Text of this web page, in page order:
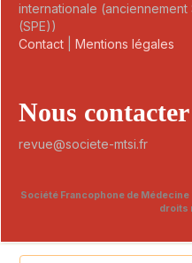
internationale
(SPE))
Contact
Mentions légales
Nous contacter
revue@societe-mtsi.fr
Société Francophone de
droits